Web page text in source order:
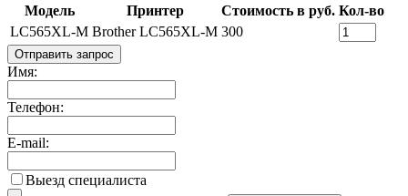
Модель
Принтер Стоимость в руб. Кол-во
LC565XL-M Brother LC565XL-M 300
Отправить запрос
Имя:
Телефон:
E-mail:
Выезд специалиста